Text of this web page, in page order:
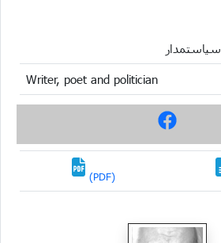
Writer, poet and politician
(PDF)